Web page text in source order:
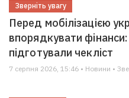
Зверніть увагу
Перед мобілізацією
впорядкувати
підготували чекліст
7 серпня 2026, 15:46 • Новини •